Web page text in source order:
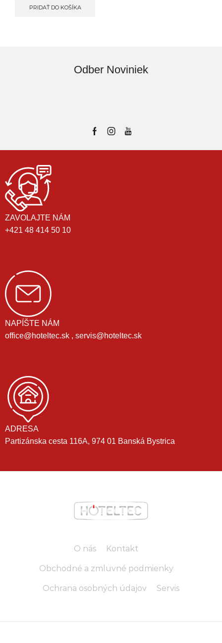
PRIDAŤ DO KOŠÍKA
Odber Noviniek
ZAVOLAJTE NÁM
+421 48 414 50 10
NAPÍŠTE NÁM
office@hoteltec.sk , servis@hoteltec.sk
ADRESA
Partizánska cesta 116A, 974 01 Banská Bystrica
O nás Kontakt
Obchodné a zmluvné podmienky
Ochrana osobných údajov Servis